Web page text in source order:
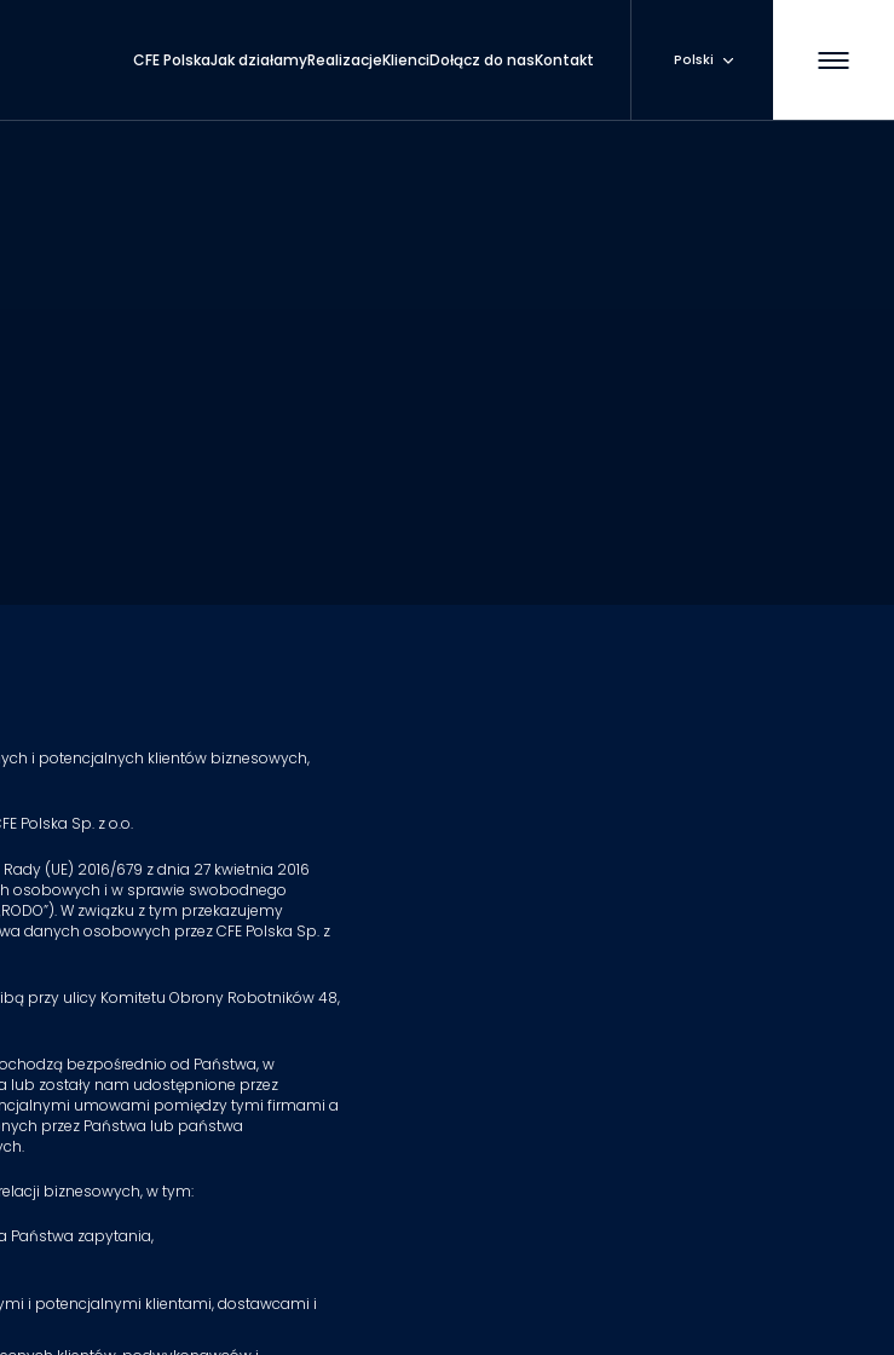
CFE PolskaJak działamyRealizacjeKlienciDołącz do nasKontakt Polski
i potencjalnych klientów biznesowych,
Polska Sp. z o.o.
(UE) 2016/679 z dnia 27 kwietnia 2016
osobowych i w sprawie swobodnego
W związku z tym przekazujemy
danych osobowych przez CFE Polska Sp. z
przy ulicy Komitetu Obrony Robotników 48,
bezpośrednio od Państwa, w
lub zostały nam udostępnione przez
umowami pomiędzy tymi firmami a
przez Państwa lub państwa
biznesowych, w tym:
Państwa zapytania,
i potencjalnymi klientami, dostawcami i